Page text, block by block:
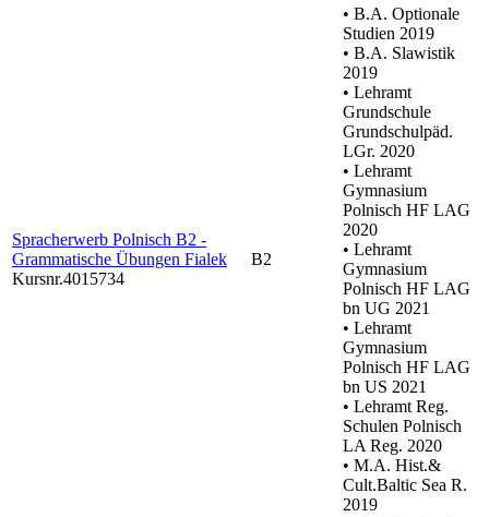
Spracherwerb Polnisch B2 -
Grammatische Übungen Fialek
Kursnr.4015734
B2
• B.A. Optionale
Studien 2019
• B.A. Slawistik
2019
• Lehramt
Grundschule
Grundschulpäd.
LGr. 2020
• Lehramt
Gymnasium
Polnisch HF LAG
2020
• Lehramt
Gymnasium
Polnisch HF LAG
bn UG 2021
• Lehramt
Gymnasium
Polnisch HF LAG
bn US 2021
• Lehramt Reg.
Schulen Polnisch
LA Reg. 2020
• M.A. Hist.&
Cult.Baltic Sea R.
2019